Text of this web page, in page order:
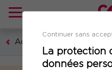
Continuer sans
La protection
données
Accueil